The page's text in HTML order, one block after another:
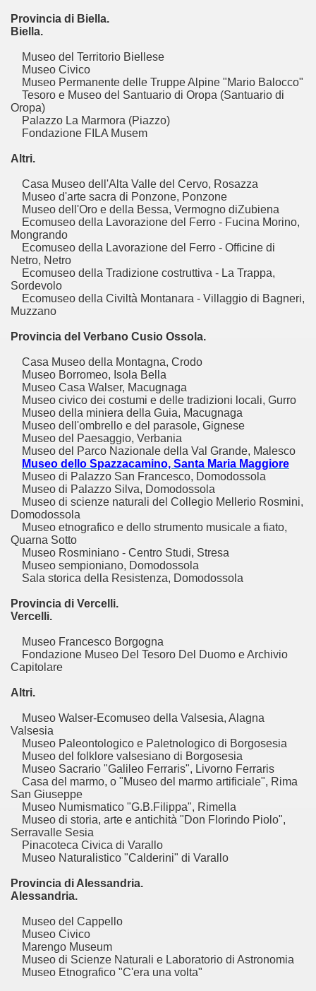
Provincia di Biella.
Biella.
Museo del Territorio Biellese
Museo Civico
Museo Permanente delle Truppe Alpine "Mario Balocco"
Tesoro e Museo del Santuario di Oropa (Santuario di
Oropa)
Palazzo La Marmora (Piazzo)
Fondazione FILA Musem
Altri.
Casa Museo dell'Alta Valle del Cervo, Rosazza
Museo d'arte sacra di Ponzone, Ponzone
Museo dell'Oro e della Bessa, Vermogno diZubiena
Ecomuseo della Lavorazione del Ferro - Fucina Morino,
Mongrando
Ecomuseo della Lavorazione del Ferro - Officine di
Netro, Netro
Ecomuseo della Tradizione costruttiva - La Trappa,
Sordevolo
Ecomuseo della Civiltà Montanara - Villaggio di Bagneri,
Muzzano
Provincia del Verbano Cusio Ossola.
Casa Museo della Montagna, Crodo
Museo Borromeo, Isola Bella
Museo Casa Walser, Macugnaga
Museo civico dei costumi e delle tradizioni locali, Gurro
Museo della miniera della Guia, Macugnaga
Museo dell'ombrello e del parasole, Gignese
Museo del Paesaggio, Verbania
Museo del Parco Nazionale della Val Grande, Malesco
Museo dello Spazzacamino, Santa Maria Maggiore
Museo di Palazzo San Francesco, Domodossola
Museo di Palazzo Silva, Domodossola
Museo di scienze naturali del Collegio Mellerio Rosmini,
Domodossola
Museo etnografico e dello strumento musicale a fiato,
Quarna Sotto
Museo Rosminiano - Centro Studi, Stresa
Museo sempioniano, Domodossola
Sala storica della Resistenza, Domodossola
Provincia di Vercelli.
Vercelli.
Museo Francesco Borgogna
Fondazione Museo Del Tesoro Del Duomo e Archivio
Capitolare
Altri.
Museo Walser-Ecomuseo della Valsesia, Alagna
Valsesia
Museo Paleontologico e Paletnologico di Borgosesia
Museo del folklore valsesiano di Borgosesia
Museo Sacrario "Galileo Ferraris", Livorno Ferraris
Casa del marmo, o "Museo del marmo artificiale", Rima
San Giuseppe
Museo Numismatico "G.B.Filippa", Rimella
Museo di storia, arte e antichità "Don Florindo Piolo",
Serravalle Sesia
Pinacoteca Civica di Varallo
Museo Naturalistico "Calderini" di Varallo
Provincia di Alessandria.
Alessandria.
Museo del Cappello
Museo Civico
Marengo Museum
Museo di Scienze Naturali e Laboratorio di Astronomia
Museo Etnografico "C'era una volta"